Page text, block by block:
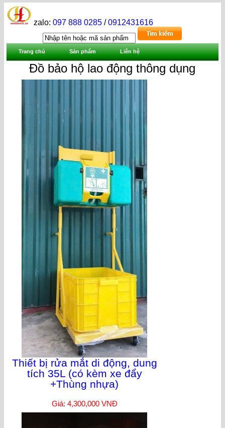
zalo:097 888 0285 /0912431616
Trang chủ Sản phẩm Liên hệ
Đồ bảo hộ lao động thông dụng
Thiết bị rửa mắt di động, dung
tích 35L (có kèm xe đẩy
+Thùng nhựa)
Giá: 4,300,000 VNĐ